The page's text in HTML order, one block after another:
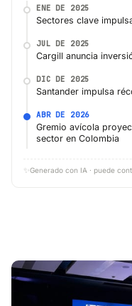
ENE DE 2025
Sectores clave
JUL DE 2025
Cargill anuncia
DIC DE 2025
Santander impulsa
ABR DE 2026
Gremio avícola
sector en Colombia
✨ Generado con IA · puede